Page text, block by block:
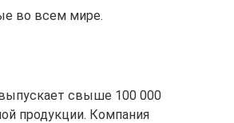
во всем мире.
свыше 100 000
продукции. Компания